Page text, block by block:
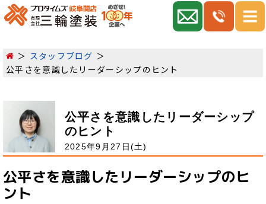
スタッフブログ
公平さを意識したリーダーシップのヒント
公平さを意識したリーダーシップ
のヒント
2025年9月27日(土)
公平さを意識したリーダーシップのヒ
ント